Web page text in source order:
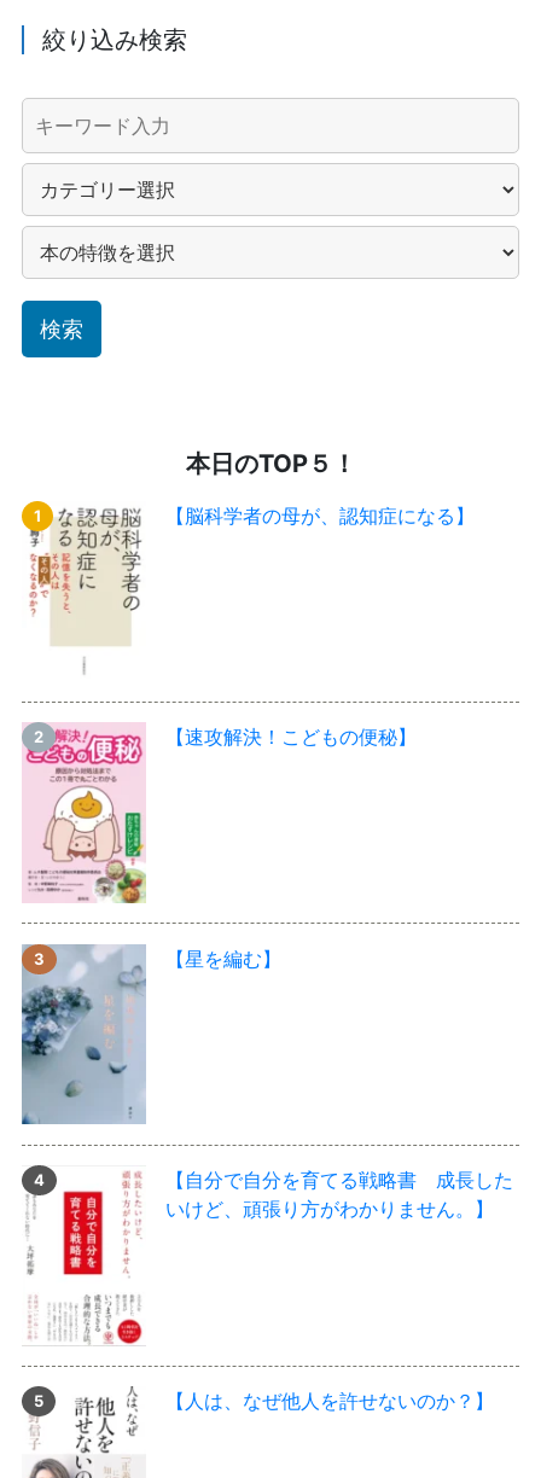
絞り込み検索
本日のTOP５！
【脳科学者の母が、認知症になる】
【速攻解決！こどもの便秘】
【星を編む】
【自分で自分を育てる戦略書 成長した
いけど、頑張り方がわかりません。】
【人は、なぜ他人を許せないのか？】